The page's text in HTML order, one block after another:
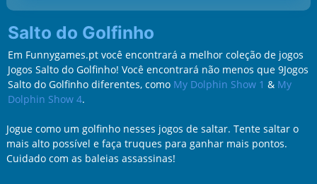
Salto do Golfinho
Em Funnygames.pt você encontrará a melhor coleção de jogos
Jogos Salto do Golfinho! Você encontrará não menos que 9Jogos
Salto do Golfinho diferentes, como My Dolphin Show 1 & My
Dolphin Show 4.
Jogue como um golfinho nesses jogos de saltar. Tente saltar o
mais alto possível e faça truques para ganhar mais pontos.
Cuidado com as baleias assassinas!